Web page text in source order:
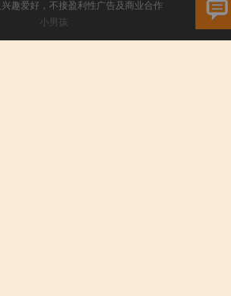
趣爱好，不接盈利性广告及商业合作
小男孩